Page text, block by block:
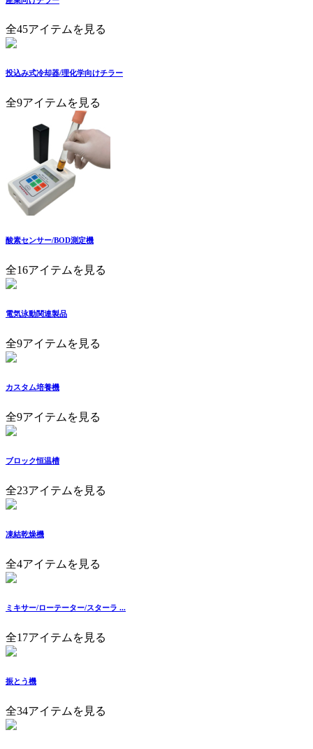
全45アイテムを見る
投込み式冷却器/理化学向けチラー
全9アイテムを見る
酸素センサー/BOD測定機
全16アイテムを見る
電気泳動関連製品
全9アイテムを見る
カスタム培養機
全9アイテムを見る
ブロック恒温槽
全23アイテムを見る
凍結乾燥機
全4アイテムを見る
ミキサー/ローテーター/スターラ ...
全17アイテムを見る
振とう機
全34アイテムを見る